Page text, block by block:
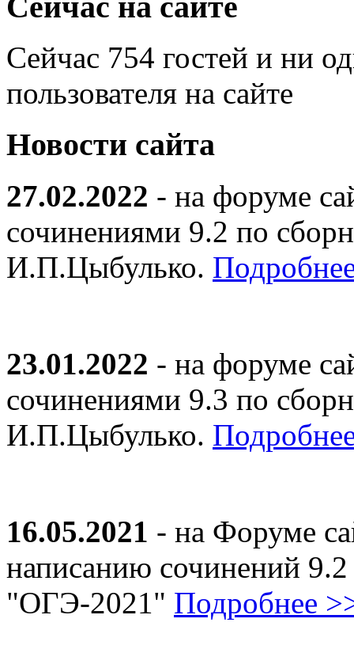
Сейчас 754 гостей и ни
пользователя на сайте
Новости сайта
27.02.2022 - на форуме
сочинениями 9.2 по
И.П.Цыбулько.
23.01.2022 - на форуме
сочинениями 9.3 по
И.П.Цыбулько.
16.05.2021 - на Форуме
написанию сочинений
"ОГЭ-2021" Подробнее